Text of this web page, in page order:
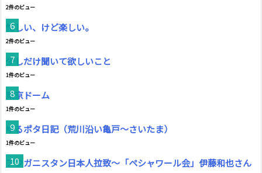
2件のビュー
忙しい、けど楽しい。
2件のビュー
少しだけ聞いて欲しいこと
1件のビュー
東京ドーム
1件のビュー
ゆるポタ日記（荒川沿い亀戸～さいたま）
1件のビュー
アフガニスタン日本人拉致～「ペシャワール会」伊藤和也さん